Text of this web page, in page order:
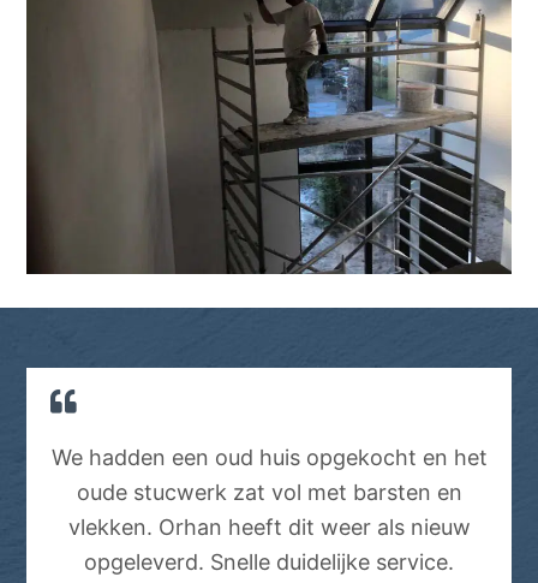
We hadden een oud huis opgekocht en het
oude stucwerk zat vol met barsten en
vlekken. Orhan heeft dit weer als nieuw
opgeleverd. Snelle duidelijke service.